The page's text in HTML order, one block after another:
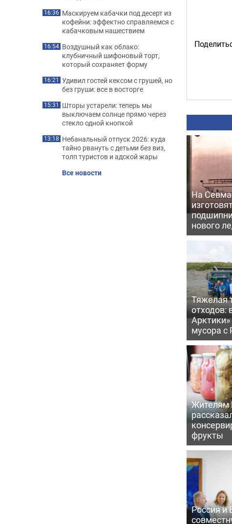
На
нового
Тяжелая
отходов:
мусора с
Жителям
фрукты
Россия и
16:36 Маскируем кабачки под десерт из
кофейни: эффектно справляемся с
кабачковым нашествием
16:54 Воздушный как облако:
клубничный шифоновый торт,
который сохраняет форму
16:21 Удивил гостей кексом с грушей, но
без груши: все в восторге
15:31 Шторы устарели: теперь мы
выключаем солнце прямо через
стекло одной кнопкой
13:18 Небанальный отпуск 2026: куда
тайно рвануть с детьми без виз,
толп туристов и адской жары
Все новости